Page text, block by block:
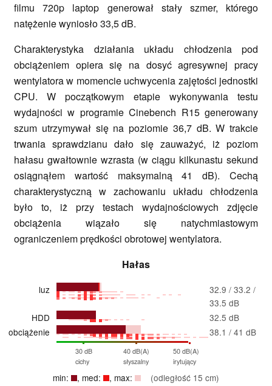
filmu 720p laptop generował stały szmer, którego
natężenie wyniosło 33,5 dB.
Charakterystyka działania układu chłodzenia pod
obciążeniem opiera się na dosyć agresywnej pracy
wentylatora w momencie uchwycenia zajętości jednostki
CPU. W początkowym etapie wykonywania testu
wydajności w programie Cinebench R15 generowany
szum utrzymywał się na poziomie 36,7 dB. W trakcie
trwania sprawdzianu dało się zauważyć, iż poziom
hałasu gwałtownie wzrasta (w ciągu kilkunastu sekund
osiągnąłem wartość maksymalną 41 dB). Cechą
charakterystyczną w zachowaniu układu chłodzenia
było to, iż przy testach wydajnościowych zdjęcie
obciążenia wiązało się natychmiastowym
ograniczeniem prędkości obrotowej wentylatora.
Hałas
luz
32.9 / 33.2 /
33.5 dB
HDD
32.5 dB
obciążenie
38.1 / 41 dB
30 dB
cichy
40 dB(A)
słyszalny
50 dB(A)
irytujący
min: , med: , max: (odległość 15 cm)